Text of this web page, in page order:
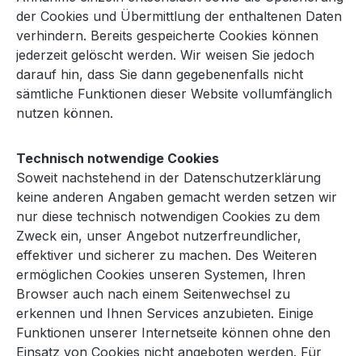
der Cookies und Übermittlung der enthaltenen Daten
verhindern. Bereits gespeicherte Cookies können
jederzeit gelöscht werden. Wir weisen Sie jedoch
darauf hin, dass Sie dann gegebenenfalls nicht
sämtliche Funktionen dieser Website vollumfänglich
nutzen können.
Technisch notwendige Cookies
Soweit nachstehend in der Datenschutzerklärung
keine anderen Angaben gemacht werden setzen wir
nur diese technisch notwendigen Cookies zu dem
Zweck ein, unser Angebot nutzerfreundlicher,
effektiver und sicherer zu machen. Des Weiteren
ermöglichen Cookies unseren Systemen, Ihren
Browser auch nach einem Seitenwechsel zu
erkennen und Ihnen Services anzubieten. Einige
Funktionen unserer Internetseite können ohne den
Einsatz von Cookies nicht angeboten werden. Für